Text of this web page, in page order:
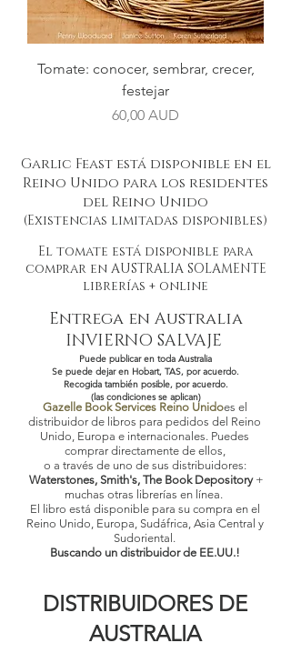
Tomate: conocer, sembrar, crecer,
festejar
Precio
60,00 AUD
Garlic Feast está disponible en el
Reino Unido para los residentes
del Reino Unido
(Existencias limitadas disponibles)
El tomate está disponible para
comprar en AUSTRALIA SOLAMENTE
librerías + online
Entrega en Australia
INVIERNO SALVAJE
Puede publicar en toda Australia
Se puede dejar en Hobart, TAS, por acuerdo.
Recogida también posible, por acuerdo.
(las condiciones se aplican)
Gazelle Book Services Reino Unidoes el
distribuidor de libros para pedidos del Reino
Unido, Europa e internacionales. Puedes
comprar directamente de ellos,
o a través de uno de sus distribuidores:
Waterstones, Smith's, The Book Depository +
muchas otras librerías en línea.
El libro está disponible para su compra en el
Reino Unido, Europa, Sudáfrica, Asia Central y
Sudoriental.
Buscando un distribuidor de EE.UU.!
DISTRIBUIDORES DE
AUSTRALIA